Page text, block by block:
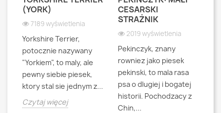
(YORK)
7189 wyświetlenia
Yorkshire Terrier,
potocznie nazywany
"Yorkiem", to maly, ale
pewny siebie piesek,
ktory stal sie jednym z...
Czytaj więcej
CESARSKI
STRAŻNIK
2019 wyświetlenia
Pekinczyk, znany
rowniez jako piesek
pekinski, to mala rasa
psa o dlugiej i bogatej
historii. Pochodzacy z
Chin,...